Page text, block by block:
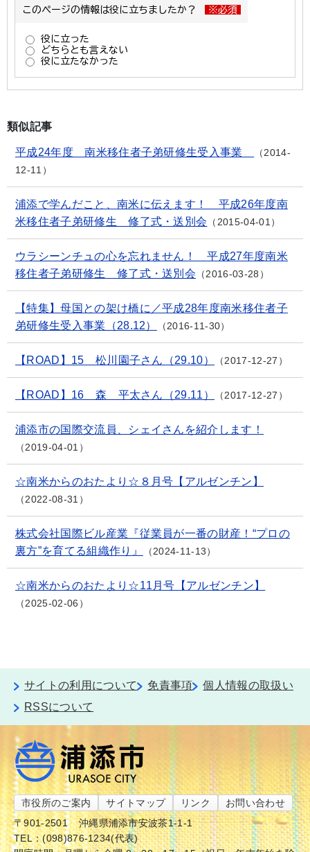
類似記事
平成24年度 南米移住者子弟研修生受入事業
2014-
12-11
浦添で学んだこと、南米に伝えます！ 平成26年度南
米移住者子弟研修生 修了式・送別会
2015-04-01
ウラシーンチュの心を忘れません！ 平成27年度南米
移住者子弟研修生 修了式・送別会
2016-03-28
【特集】母国との架け橋に／平成28年度南米移住者子
弟研修生受入事業（28.12）
2016-11-30
【ROAD】15 松川園子さん（29.10） 2017-12-27
【ROAD】16 森 平太さん（29.11） 2017-12-27
浦添市の国際交流員、シェイさんを紹介します！
2019-04-01
☆南米からのおたより☆８月号【アルゼンチン】
2022-08-31
株式会社国際ビル産業『従業員が一番の財産！“プロの
裏方”を育てる組織作り』
2024-11-13
☆南米からのおたより☆11月号【アルゼンチン】
2025-02-06
サイトの利用について 免責事項
個人情報の取扱い
RSSについて
市役所のご案内 サイトマップ リンク
お問い合わせ
〒901-2501
沖縄県浦添市安波茶1-1-1
TEL：(098)876-1234(代表)